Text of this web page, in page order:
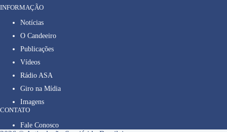
INFORMAÇÃO
Notícias
O Candeeiro
Publicações
Vídeos
Rádio ASA
Giro na Mídia
Imagens
CONTATO
Fale Conosco